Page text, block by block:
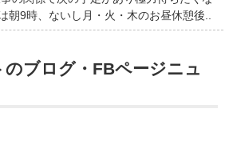
朝9時、ないし月・火・木のお昼休憩後..
ブログ・FBページニュ